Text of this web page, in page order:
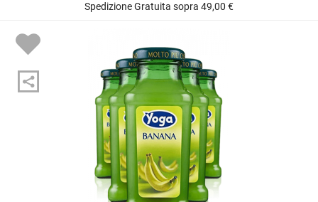
Spedizione Gratuita sopra 49,00 €